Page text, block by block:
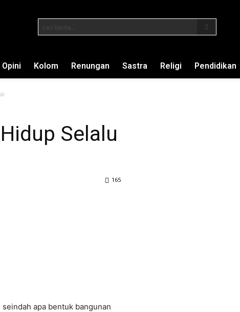
cari berita...
Opini Kolom Renungan Sastra Religi Pendidikan
Selalu
165
apa bentuk bangunan